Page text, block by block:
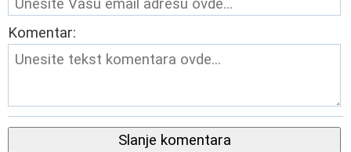
Komentar:
Slanje komentara